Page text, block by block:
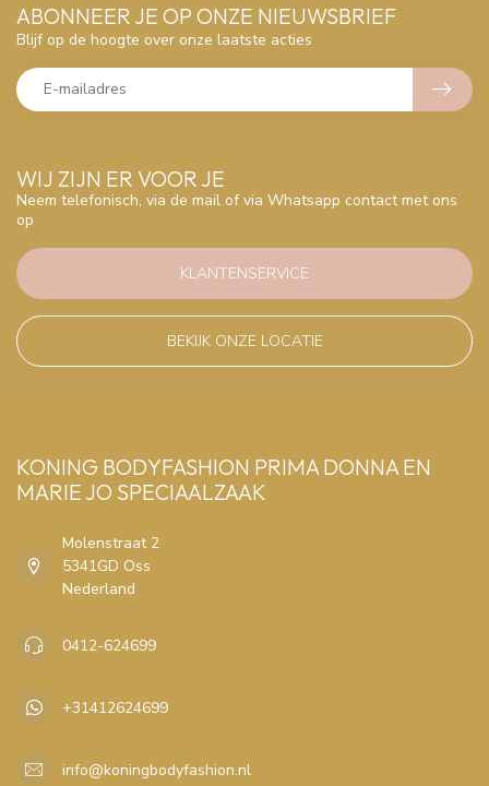
WIJ ZIJN ER VOOR JE
Neem telefonisch, via de mail of via Whatsapp contact met ons
op
KLANTENSERVICE
BEKIJK ONZE LOCATIE
ABONNEER JE OP ONZE NIEUWSBRIEF
Blijf op de hoogte over onze laatste acties
KONING BODYFASHION PRIMA DONNA EN
MARIE JO SPECIAALZAAK
Molenstraat 2
5341GD Oss
Nederland
0412-624699
+31412624699
info@koningbodyfashion.nl